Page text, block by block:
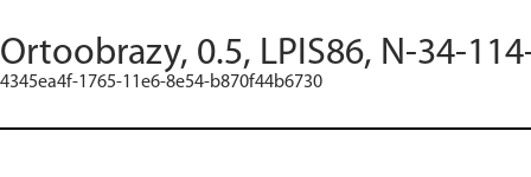
Ortoobrazy, 0.5, LPIS86, N-34-
4345ea4f-1765-11e6-8e54-b870f44b6730